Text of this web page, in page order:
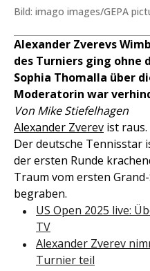
Bild: imago images/GEPA
Alexander Zverevs
des Turniers ging ohne
Sophia Thomalla über
Moderatorin war
Von Mike Stiefelhagen
Alexander Zverev ist raus.
Der deutsche Tennisstar
der ersten Runde
Traum vom ersten
begraben.
US Open 2025 live:
TV
Alexander Zverev
Turnier teil